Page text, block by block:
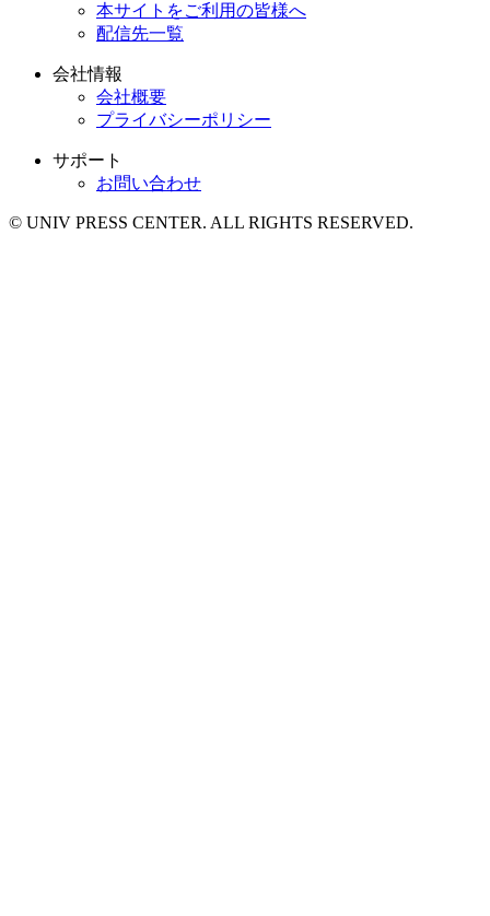
本サイトをご利用の皆様へ
配信先一覧
会社情報
会社概要
プライバシーポリシー
サポート
お問い合わせ
© UNIV PRESS CENTER. ALL RIGHTS RESERVED.